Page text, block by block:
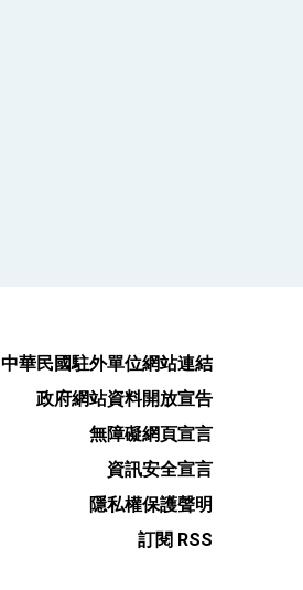
中華民國駐外單位網站連結
政府網站資料開放宣告
無障礙網頁宣言
資訊安全宣言
隱私權保護聲明
訂閱 RSS